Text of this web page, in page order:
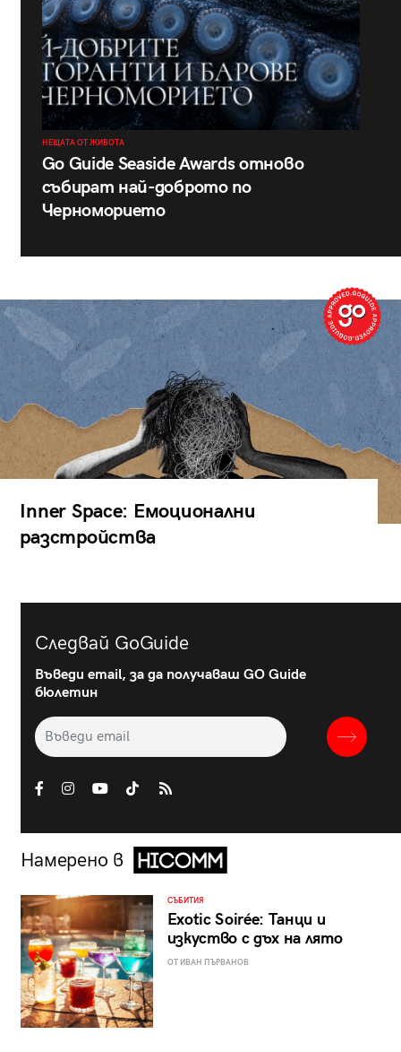
НЕЩАТА ОТ ЖИВОТА
Go Guide Seaside Awards отново
събират най-доброто по
Черноморието
Inner Space: Емоционални
разстройства
Следвай GoGuide
Въведи email, за да получаваш GO Guide
бюлетин
Намерено в
СЪБИТИЯ
Exotic Soirée: Танци и
изкуство с дъх на лято
ОТ ИВАН ПЪРВАНОВ